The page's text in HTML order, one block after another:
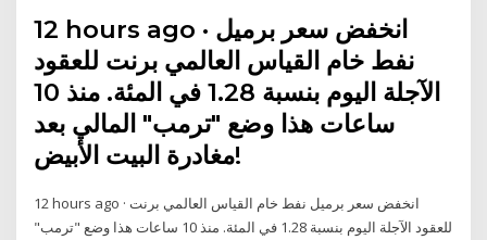
12 hours ago · انخفض سعر برميل
نفط خام القياس العالمي برنت للعقود
الآجلة اليوم بنسبة 1.28 في المئة. منذ 10
ساعات هذا وضع "ترمب" المالي بعد
مغادرة البيت الأبيض!
12 hours ago · انخفض سعر برميل نفط خام القياس العالمي برنت
للعقود الآجلة اليوم بنسبة 1.28 في المئة. منذ 10 ساعات هذا وضع "ترمب"